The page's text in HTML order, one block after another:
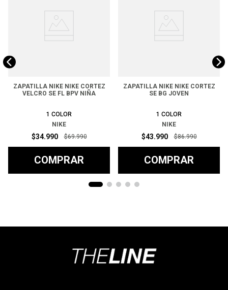
ZAPATILLA NIKE NIKE CORTEZ
VELCRO SE FL BPV NIÑA
1 COLOR
NIKE
$34.990 $69.990
COMPRAR
ZAPATILLA NIKE NIKE CORTEZ
SE BG JOVEN
1 COLOR
NIKE
$43.990 $86.990
COMPRAR